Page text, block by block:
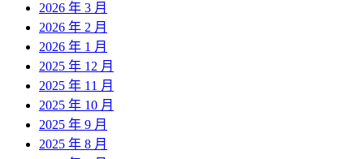
2026 年 3 月
2026 年 2 月
2026 年 1 月
2025 年 12 月
2025 年 11 月
2025 年 10 月
2025 年 9 月
2025 年 8 月